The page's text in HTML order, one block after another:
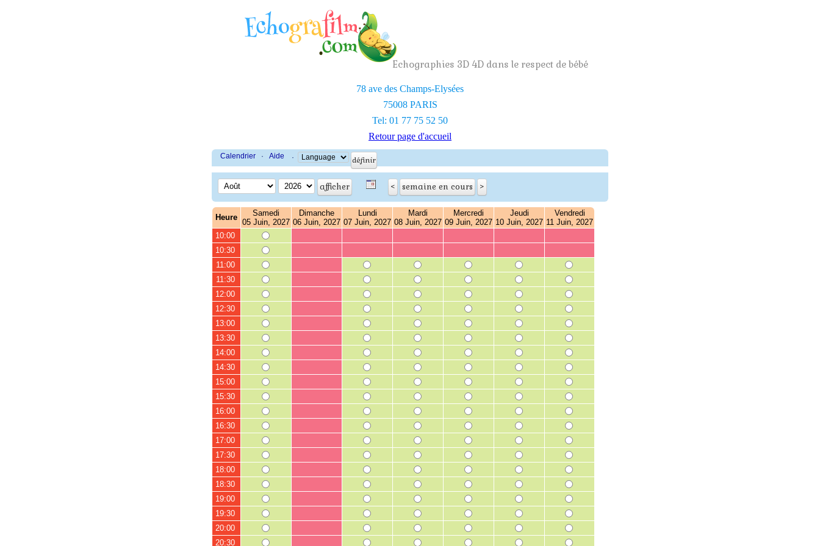
Echographies 3D 4D dans le respect de bébé
78 ave des Champs-Elysées
75008 PARIS
Tel: 01 77 75 52 50
Retour page d'accueil
Calendrier · Aide ·
Heure
Samedi
05 Juin, 2027
Dimanche
06 Juin, 2027
Lundi
07 Juin, 2027
Mardi
08 Juin, 2027
Mercredi
09 Juin, 2027
Jeudi
10 Juin, 2027
Vendredi
11 Juin, 2027
10:00
10:30
11:00
11:30
12:00
12:30
13:00
13:30
14:00
14:30
15:00
15:30
16:00
16:30
17:00
17:30
18:00
18:30
19:00
19:30
20:00
20:30